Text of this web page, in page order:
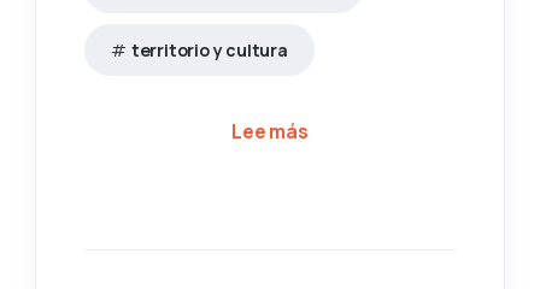
territorio y cultura
Lee mássobre Jornada 'Entre